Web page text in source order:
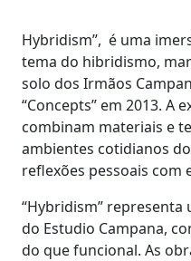
Hybridism”, é uma
tema do hibridismo,
solo dos Irmãos
“Concepts” em 2013. A
combinam materiais e
ambientes cotidianos
reflexões pessoais com
“Hybridism”
do Estudio Campana,
do que funcional. As